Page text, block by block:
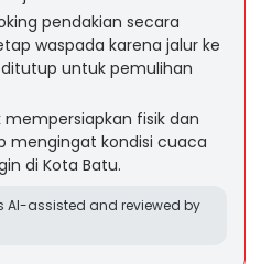
pendakian secara
waspada karena jalur ke
untuk pemulihan
fisik dan
mengingat kondisi cuaca
di Kota Batu.
AI-assisted and reviewed by